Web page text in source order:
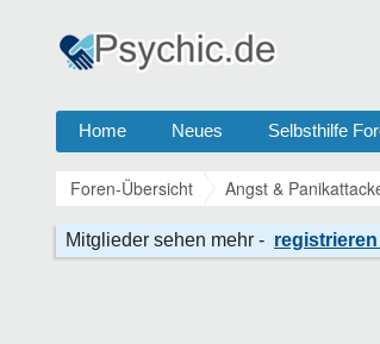
Home Neues Selbsthilfe
Foren-Übersicht Angst &